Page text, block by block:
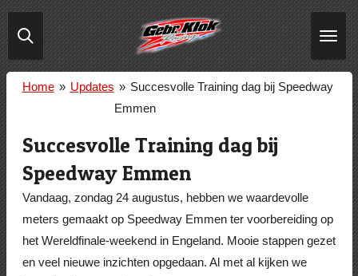
direct
naar
Home » Updates » Succesvolle Training dag bij Speedway
Emmen
Succesvolle Training dag bij
Speedway Emmen
Vandaag, zondag 24 augustus, hebben we waardevolle
meters gemaakt op Speedway Emmen ter voorbereiding op
het Wereldfinale-weekend in Engeland. Mooie stappen gezet
en veel nieuwe inzichten opgedaan. Al met al kijken we